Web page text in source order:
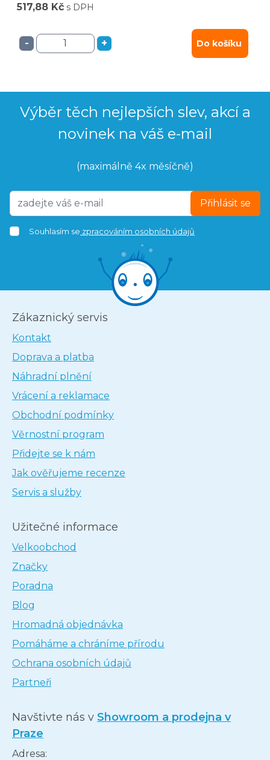
517,88 Kč s DPH
- + Do košíku
Výběr těch nejlepších slev, akcí a
novinek na váš e-mail
(maximálně 4x měsíčně)
Přihlásit se
Souhlasím se zpracováním osobních údajů
Zákaznický servis
Kontakt
Doprava a platba
Náhradní plnění
Vrácení a reklamace
Obchodní podmínky
Věrnostní program
Přidejte se k nám
Jak ověřujeme recenze
Servis a služby
Užitečné informace
Velkoobchod
Značky
Poradna
Blog
Hromadná objednávka
Pomáháme a chráníme přírodu
Ochrana osobních údajů
Partneři
Navštivte nás v Showroom a prodejna v
Praze
Adresa: